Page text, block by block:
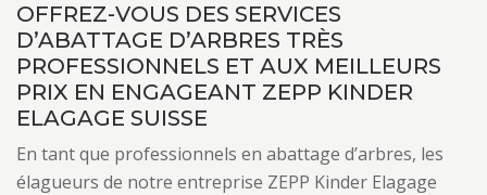
OFFREZ-VOUS DES SERVICES
D’ABATTAGE D’ARBRES TRÈS
PROFESSIONNELS ET AUX MEILLEURS
PRIX EN ENGAGEANT ZEPP KINDER
ELAGAGE SUISSE
En tant que professionnels en abattage d’arbres, les
élagueurs de notre entreprise ZEPP Kinder Elagage